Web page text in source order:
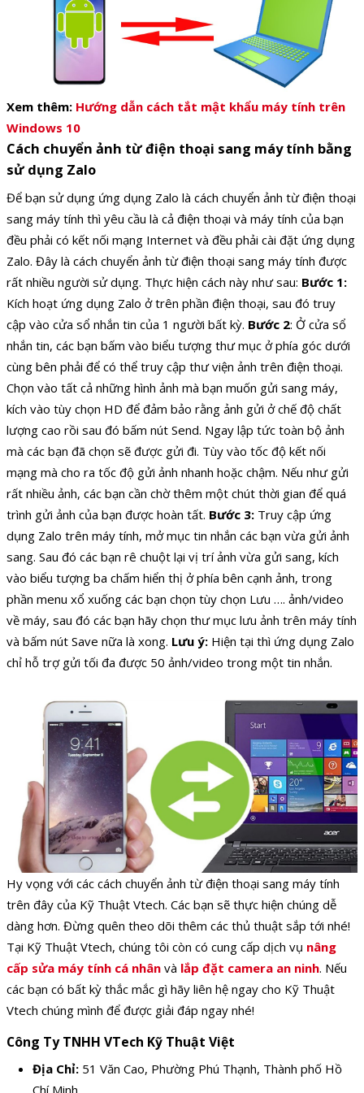
Xem thêm: Hướng dẫn cách tắt mật khẩu máy tính trên
Windows 10
Cách chuyển ảnh từ điện thoại sang máy tính bằng
sử dụng Zalo
Để bạn sử dụng ứng dụng Zalo là cách chuyển ảnh từ điện thoại
sang máy tính thì yêu cầu là cả điện thoại và máy tính của bạn
đều phải có kết nối mạng Internet và đều phải cài đặt ứng dụng
Zalo. Đây là cách chuyển ảnh từ điện thoại sang máy tính được
rất nhiều người sử dụng. Thực hiện cách này như sau: Bước 1:
Kích hoạt ứng dụng Zalo ở trên phần điện thoại, sau đó truy
cập vào cửa sổ nhắn tin của 1 người bất kỳ. Bước 2: Ở cửa sổ
nhắn tin, các bạn bấm vào biểu tượng thư mục ở phía góc dưới
cùng bên phải để có thể truy cập thư viện ảnh trên điện thoại.
Chọn vào tất cả những hình ảnh mà bạn muốn gửi sang máy,
kích vào tùy chọn HD để đảm bảo rằng ảnh gửi ở chế độ chất
lượng cao rồi sau đó bấm nút Send. Ngay lập tức toàn bộ ảnh
mà các bạn đã chọn sẽ được gửi đi. Tùy vào tốc độ kết nối
mạng mà cho ra tốc độ gửi ảnh nhanh hoặc chậm. Nếu như gửi
rất nhiều ảnh, các bạn cần chờ thêm một chút thời gian để quá
trình gửi ảnh của bạn được hoàn tất. Bước 3: Truy cập ứng
dụng Zalo trên máy tính, mở mục tin nhắn các bạn vừa gửi ảnh
sang. Sau đó các bạn rê chuột lại vị trí ảnh vừa gửi sang, kích
vào biểu tượng ba chấm hiển thị ở phía bên cạnh ảnh, trong
phần menu xổ xuống các bạn chọn tùy chọn Lưu …. ảnh/video
về máy, sau đó các bạn hãy chọn thư mục lưu ảnh trên máy tính
và bấm nút Save nữa là xong. Lưu ý: Hiện tại thì ứng dụng Zalo
chỉ hỗ trợ gửi tối đa được 50 ảnh/video trong một tin nhắn.
Hy vọng với các cách chuyển ảnh từ điện thoại sang máy tính
trên đây của Kỹ Thuật Vtech. Các bạn sẽ thực hiện chúng dễ
dàng hơn. Đừng quên theo dõi thêm các thủ thuật sắp tới nhé!
Tại Kỹ Thuật Vtech, chúng tôi còn có cung cấp dịch vụ nâng
cấp sửa máy tính cá nhân và lắp đặt camera an ninh. Nếu
các bạn có bất kỳ thắc mắc gì hãy liên hệ ngay cho Kỹ Thuật
Vtech chúng mình để được giải đáp ngay nhé!
Công Ty TNHH VTech Kỹ Thuật Việt
Địa Chỉ: 51 Văn Cao, Phường Phú Thạnh, Thành phố Hồ
Chí Minh